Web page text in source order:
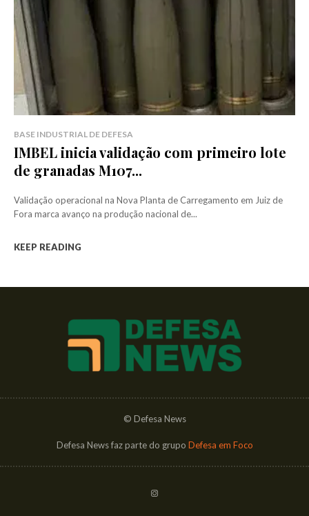
BASE INDUSTRIAL DE DEFESA
IMBEL inicia validação com primeiro lote
de granadas M107...
Validação operacional na Nova Planta de Carregamento em Juiz de
Fora marca avanço na produção nacional de...
KEEP READING
© Defesa News
Defesa News faz parte do grupo Defesa em Foco